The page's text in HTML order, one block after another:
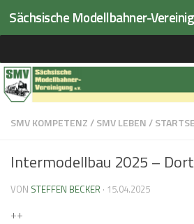
Zum Inhalt springen
SMV KOMPETENZ/SMV LEBEN/
Intermodellbau 2025 –
VON STEFFEN BECKER · 15.04.2025
++